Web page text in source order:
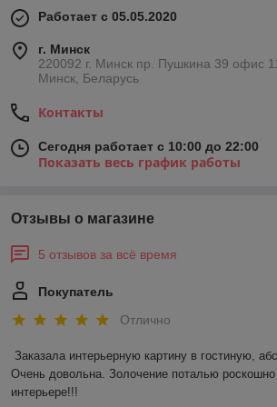
Заказанная или купленная картина в
галерее "АРТ Платформа" Минск позволит
"Ступени" и творческой мастерской
Портрет, художник выразил эмоции.
Картинная галереянашей студии.
Работает с 05.05.2020
г. Минск
220092 г. Минск пр. Пушкина 39 офис
Минск, Беларусь
Контакты
Сегодня работает с 10:00 до 22:00
Показать весь график работы
Отзывы о магазине
5 отзывов за всё время
Покупатель
Отлично
Заказала интерьерную картину в гостиную,
Очень довольна. Золочение поталью роскошно
интерьере!!!